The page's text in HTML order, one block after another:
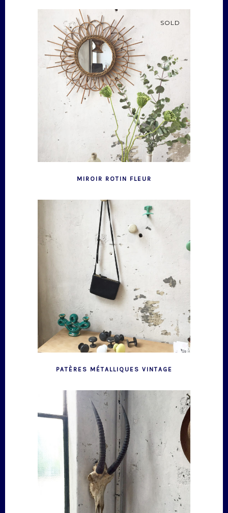
SOLD
MIROIR ROTIN FLEUR
PATÈRES MÉTALLIQUES VINTAGE